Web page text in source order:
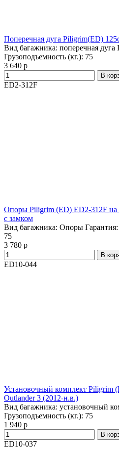
Поперечная дуга Piligrim(ED)
Вид багажника: поперечная дуга
Грузоподъемность (кг.): 75
3 640 р
В
ED2-312F
Опоры Piligrim (ED) ED2-312F на
с замком
Вид багажника: Опоры Гарантия:
75
3 780 р
В
ED10-044
Установочный комплект Piligrim
Outlander 3 (2012-н.в.)
Вид багажника: установочный
Грузоподъемность (кг.): 75
1 940 р
В
ED10-037